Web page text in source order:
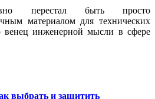
перестал быть просто
материалом для технических
венец инженерной мысли в сфере
выбрать и защитить